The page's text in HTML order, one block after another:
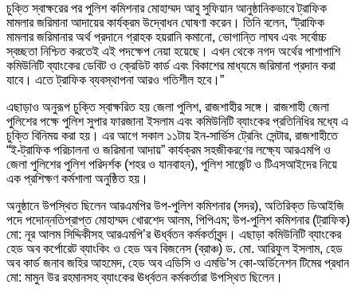
চুক্তি স্বাক্ষরের পর পুলিশ কমিশনার মোহাম্মদ আবু সুফিয়ান আনুষ্ঠানিকভাবে ট্রাফিক
মামলার জরিমানা আদায়ের কার্যক্রম উদ্বোধন ঘোষণা করেন। তিনি বলেন, “ট্রাফিক
মামলার জরিমানার অর্থ প্রদানে গ্রাহক হয়রানি কমানো, ভোগান্তি লাঘব এবং সর্বোচ্চ
স্বচ্ছতা নিশ্চিত করতেই এই পদক্ষেপ নেয়া হয়েছে। এখন থেকে নগদ অর্থের পাশাপাশি
কমিউনিটি ব্যাংকের ডেবিট ও ক্রেডিট কার্ড এবং বিকাশের মাধ্যমে জরিমানা প্রদান করা
যাবে। এতে ট্রাফিক ব্যবস্থাপনা আরও গতিশীল হবে।”
এছাড়াও অনুরূপ চুক্তি স্বাক্ষরিত হয় জেলা পুলিশ, রাজশাহীর সঙ্গে। রাজশাহী জেলা
পুলিশের পক্ষে পুলিশ সুপার ফারজানা ইসলাম এবং কমিউনিটি ব্যাংকের প্রতিনিধির মধ্যে এ
চুক্তি বিনিময় করা হয়। এর আগে সকাল ১১টায় ইন-সার্ভিস ট্রেনিং সেন্টার, রাজশাহীতে
“ই-ট্রাফিক পরিচালনা ও জরিমানা আদায়” কার্যক্রম সহজীকরণের লক্ষ্যে আরএমপি ও
জেলা পুলিশের পুলিশ পরিদর্শক (শহর ও যানবাহন), পুলিশ সার্জেন্ট ও টিএসআইদের নিয়ে
এক প্রশিক্ষণ কর্মশালা অনুষ্ঠিত হয়।
অনুষ্ঠানে উপস্থিত ছিলেন আরএমপির উপ-পুলিশ কমিশনার (সদর), অতিরিক্ত ডিআইজি
পদে পদোন্নতিপ্রাপ্ত মোহাম্মদ খোরশেদ আলম, পিপিএম; উপ-পুলিশ কমিশনার (ট্রাফিক)
মো: নূর আলম সিদ্দিকীসহ আরএমপি’র ঊর্ধ্বতন কর্মকর্তাবৃন্দ। এছাড়া কমিউনিটি ব্যাংকের
হেড অব কর্পোরেট ব্যাংকিং ও হেড অব বিজনেস (ব্রাঞ্চ) ড. মো. আরিফুল ইসলাম, হেড
অব কার্ড জনাব জহির আহমেদ, হেড অব এডিসি ও এমডি’স কো-অর্ডিনেশন টিমের প্রধান
মো: মামুন উর রহমানসহ ব্যাংকের ঊর্ধ্বতন কর্মকর্তারা উপস্থিত ছিলেন।